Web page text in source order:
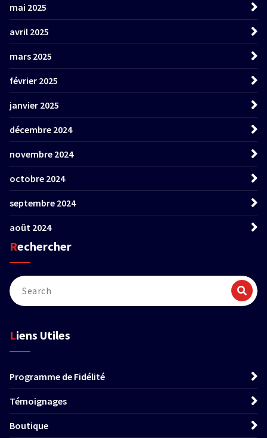
mai 2025
avril 2025
mars 2025
février 2025
janvier 2025
décembre 2024
novembre 2024
octobre 2024
septembre 2024
août 2024
Rechercher
Liens Utiles
Programme de Fidélité
Témoignages
Boutique